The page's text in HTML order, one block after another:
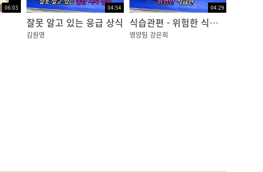
06:03 04:54
잘못 알고 있는 응급 상식
김원영
04:29
식습관편 - 위험한 식습관
영양팀 강은희